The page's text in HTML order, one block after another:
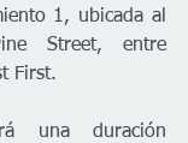
1, ubicada al
Street, entre
First.
una duración